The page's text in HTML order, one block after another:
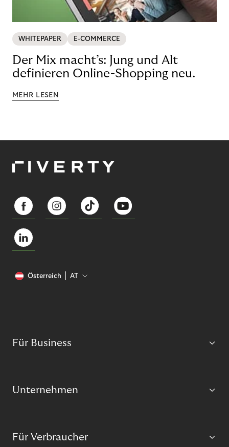
WHITEPAPER E-COMMERCE
Der Mix macht’s: Jung und Alt
definieren Online-Shopping neu.
MEHR LESEN
Österreich AT
Für Business
Unternehmen
Für Verbraucher